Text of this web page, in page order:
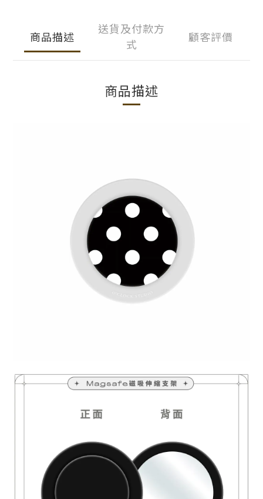
商品描述
送貨及付款方
式
顧客評價
商品描述